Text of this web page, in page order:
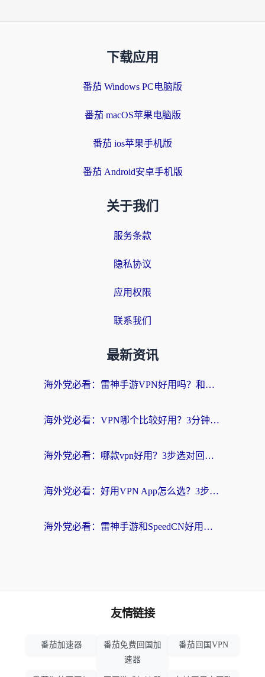
下载应用
番茄 Windows PC电脑版
番茄 macOS苹果电脑版
番茄 ios苹果手机版
番茄 Android安卓手机版
关于我们
服务条款
隐私协议
应用权限
联系我们
最新资讯
海外党必看：雷神手游VPN好用吗？和天速回国VPN对比哪个回国效果更好？附实用加速器选择指南
海外党必看：VPN哪个比较好用？3分钟找到适合你的回国加速方案
海外党必看：哪款vpn好用？3步选对回国加速器，无缝刷剧玩游戏
海外党必看：好用VPN App怎么选？3步教你无缝访问国内资源
海外党必看：雷神手游和SpeedCN好用吗？3招选对回国加速器无缝刷国内资源
友情链接
番茄加速器
番茄免费回国加
速器
番茄回国VPN